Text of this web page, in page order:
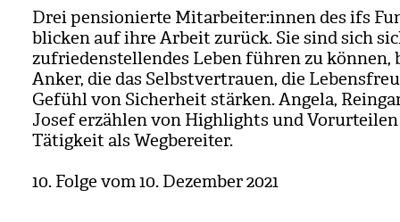
Drei pen­sio­nierte Mit­ar­bei­ter:innen des ifs
bli­cken auf ihre Arbeit zurück. Sie sind sich
zufrie­den­stel­len­des Leben füh­ren zu kön­nen,
Anker, die das Selbst­ver­trauen, die
Gefühl von Sicher­heit stär­ken. Angela,
Josef erzäh­len von High­lights und
Tätig­keit als Weg­be­rei­ter.
10. Folge vom 10. Dezem­ber 2021